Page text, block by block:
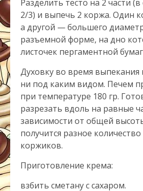
Разделить тесто на 2 части
2/3) и выпечь 2 коржа. Один
а другой — большего
разъемной форме, на дно
листочек пергаментной
Духовку во время
ни под каким видом. Печем
при температуре 180 гр.
разрезать вдоль на равные
зависимости от общей
получится разное
коржиков.
Приготовление крема:
взбить сметану с сахаром.